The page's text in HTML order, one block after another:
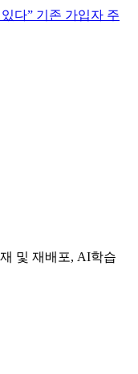
다” 기존 가입자 주
및 재배포, AI학습